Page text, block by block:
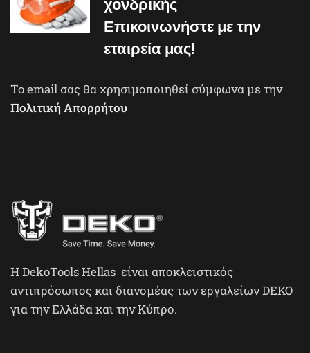
Επικοινωνήστε με την
εταιρεία μας!
To email σας θα χρησιμοποιηθεί σύμφωνα με την
Πολιτική Απορρήτου
H DekoTools Hellas είναι αποκλειστικός
αντιπρόσωπος και διανομέας των εργαλείων DEKO
για την Ελλάδα και την Κύπρο.